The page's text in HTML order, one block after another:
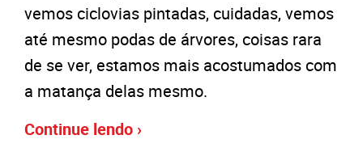
vemos ciclovias pintadas, cuidadas, vemos
até mesmo podas de árvores, coisas rara
de se ver, estamos mais acostumados com
a matança delas mesmo.
Continue lendo ›